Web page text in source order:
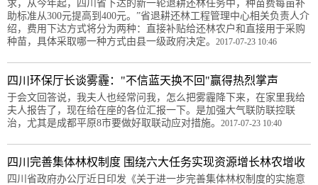
求，从今年起，四川省下达的新一轮退耕还林任务中，种苗费每亩补
助标准从300元提高到400元。”省退耕还林工程管理中心相关负责人介
绍，费用下达方式将分为两种：直接补贴给还林农户和直接用于采购
种苗，具体采取哪一种方式由县一级政府决定。 2017-07-23 10:46
四川环保厅长谈雾霾："不信蓝天换不回"赢得热烈掌声
于会文回答说，我夫人也经常问我，怎么把雾霾降下来，在家里我给
夫人报告了，现在给在座的各位汇报一下。是加强大气联防联控联
治，尤其是成都平原8市要做好取联动应对措施。 2017-07-23 10:40
四川完善集体林权制度 围绕六大任务实现资源增长林农增收
四川省政府办公厅近日印发《关于进一步完善集体林权制度的实施意